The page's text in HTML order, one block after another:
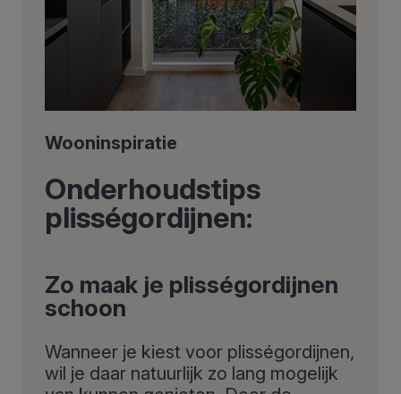
Wooninspiratie
Onderhoudstips
plisségordijnen:
Zo maak je plisségordijnen
schoon
Wanneer je kiest voor plisségordijnen,
wil je daar natuurlijk zo lang mogelijk